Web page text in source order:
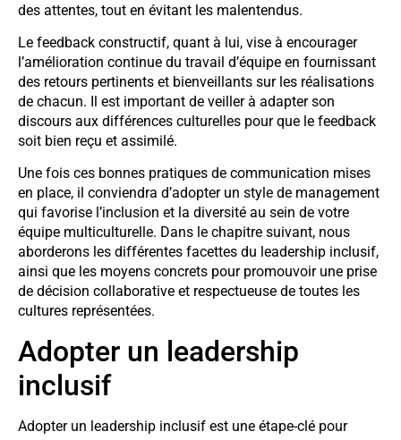
des attentes, tout en évitant les malentendus.
Le feedback constructif, quant à lui, vise à encourager
l’amélioration continue du travail d’équipe en fournissant
des retours pertinents et bienveillants sur les réalisations
de chacun. Il est important de veiller à adapter son
discours aux différences culturelles pour que le feedback
soit bien reçu et assimilé.
Une fois ces bonnes pratiques de communication mises
en place, il conviendra d’adopter un style de management
qui favorise l’inclusion et la diversité au sein de votre
équipe multiculturelle. Dans le chapitre suivant, nous
aborderons les différentes facettes du leadership inclusif,
ainsi que les moyens concrets pour promouvoir une prise
de décision collaborative et respectueuse de toutes les
cultures représentées.
Adopter un leadership
inclusif
Adopter un leadership inclusif est une étape-clé pour